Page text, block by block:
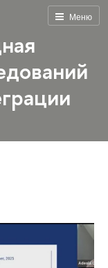
Меню